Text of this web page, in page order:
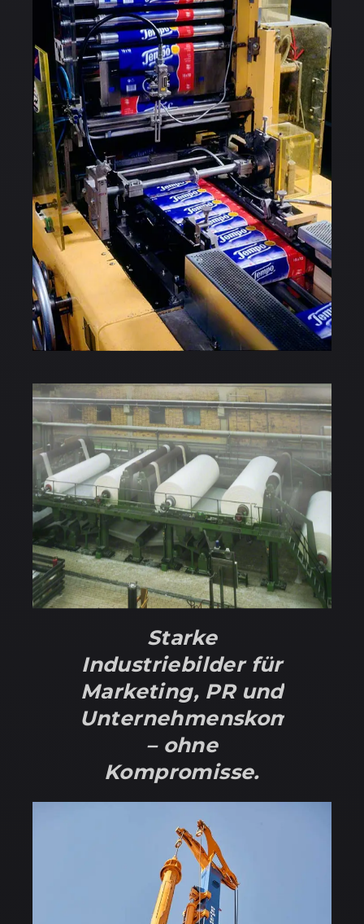
Starke
Industriebilder für
Marketing, PR und
– ohne
Kompromisse.